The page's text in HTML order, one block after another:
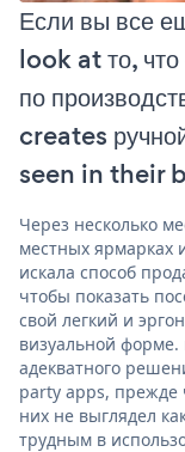
Если вы все
look at то,
по
creates
seen in their
Через несколько
местных ярмарках
искала способ
чтобы показать
свой легкий и
визуальной форме.
адекватного
party apps,
них не выглядел
трудным в